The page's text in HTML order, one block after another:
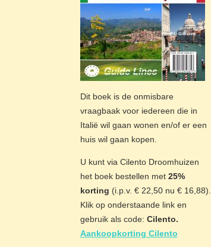
Dit boek is de onmisbare
vraagbaak voor iedereen die in
Italië wil gaan wonen en/of er een
huis wil gaan kopen.
U kunt via Cilento Droomhuizen
het boek bestellen met 25%
korting (i.p.v. € 22,50 nu € 16,88).
Klik op onderstaande link en
gebruik als code: Cilento.
Aankoopkorting Cilento